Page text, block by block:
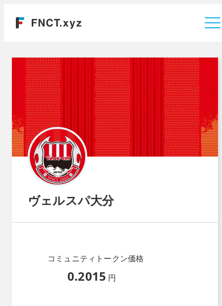
ヴェルスパ大分
コミュニティトークン価格
0.2015 円